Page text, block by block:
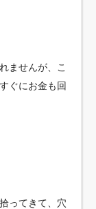
ませんが、こ
ぐにお金も回
ってきて、穴